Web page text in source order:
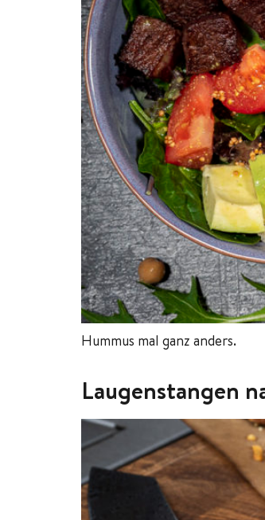
Hummus mal ganz anders.
Laugenstangen